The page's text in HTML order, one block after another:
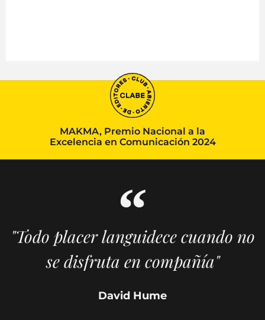
MAKMA, Premio Nacional a la
Excelencia en Comunicación 2024
"Todo placer languidece cuando no
se disfruta en compañía"
David Hume